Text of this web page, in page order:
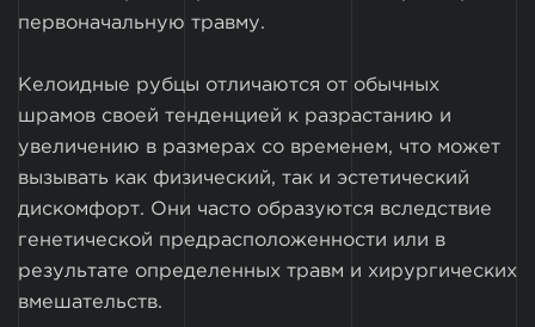
первоначальную травму.
Келоидные рубцы отличаются от обычных
шрамов своей тенденцией к разрастанию и
увеличению в размерах со временем, что может
вызывать как физический, так и эстетический
дискомфорт. Они часто образуются вследствие
генетической предрасположенности или в
результате определенных травм и хирургических
вмешательств.